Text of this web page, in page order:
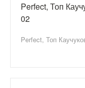
Perfect, Топ
02
Perfect, Топ